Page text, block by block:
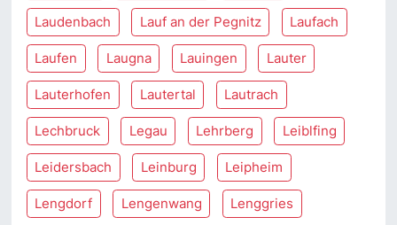
Laudenbach Lauf an der Pegnitz Laufach
Laufen Laugna Lauingen Lauter
Lauterhofen Lautertal Lautrach
Lechbruck Legau Lehrberg Leiblfing
Leidersbach Leinburg Leipheim
Lengdorf Lengenwang Lenggries